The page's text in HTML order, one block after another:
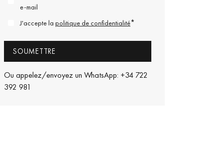
e-mail
J'accepte la politique de confidentialité*
Ou appelez/envoyez un WhatsApp: +34 722
392 981